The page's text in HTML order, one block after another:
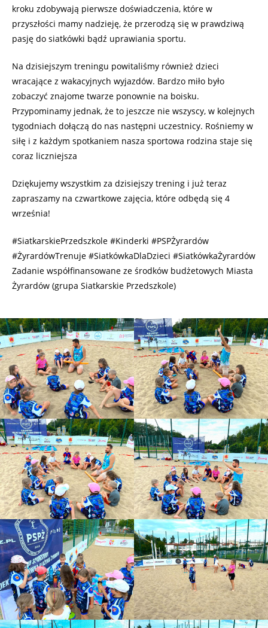
kroku zdobywają pierwsze doświadczenia, które w
przyszłości mamy nadzieję, że przerodzą się w prawdziwą
pasję do siatkówki bądź uprawiania sportu.
Na dzisiejszym treningu powitaliśmy również dzieci
wracające z wakacyjnych wyjazdów. Bardzo miło było
zobaczyć znajome twarze ponownie na boisku.
Przypominamy jednak, że to jeszcze nie wszyscy, w kolejnych
tygodniach dołączą do nas następni uczestnicy. Rośniemy w
siłę i z każdym spotkaniem nasza sportowa rodzina staje się
coraz liczniejsza
Dziękujemy wszystkim za dzisiejszy trening i już teraz
zapraszamy na czwartkowe zajęcia, które odbędą się 4
września!
#SiatkarskiePrzedszkole #Kinderki #PSPŻyrardów
#ŻyrardówTrenuje #SiatkówkaDlaDzieci #SiatkówkaŻyrardów
Zadanie współfinansowane ze środków budżetowych Miasta
Żyrardów (grupa Siatkarskie Przedszkole)